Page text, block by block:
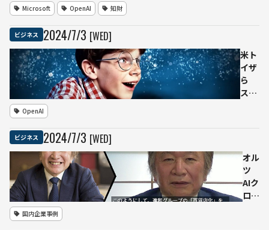
のコ
ンテ
ンツ
の
発言
で議
論を
巻き
Microsoft OpenAI 知財
ビジネス 2024/7/3 [WED]
米ト
イザ
ら
ス
CM
を発
表す
るも
不評
OpenAI
ビジネス 2024/7/3 [WED]
オル
ツ
AIク
ロー
国内企業事例